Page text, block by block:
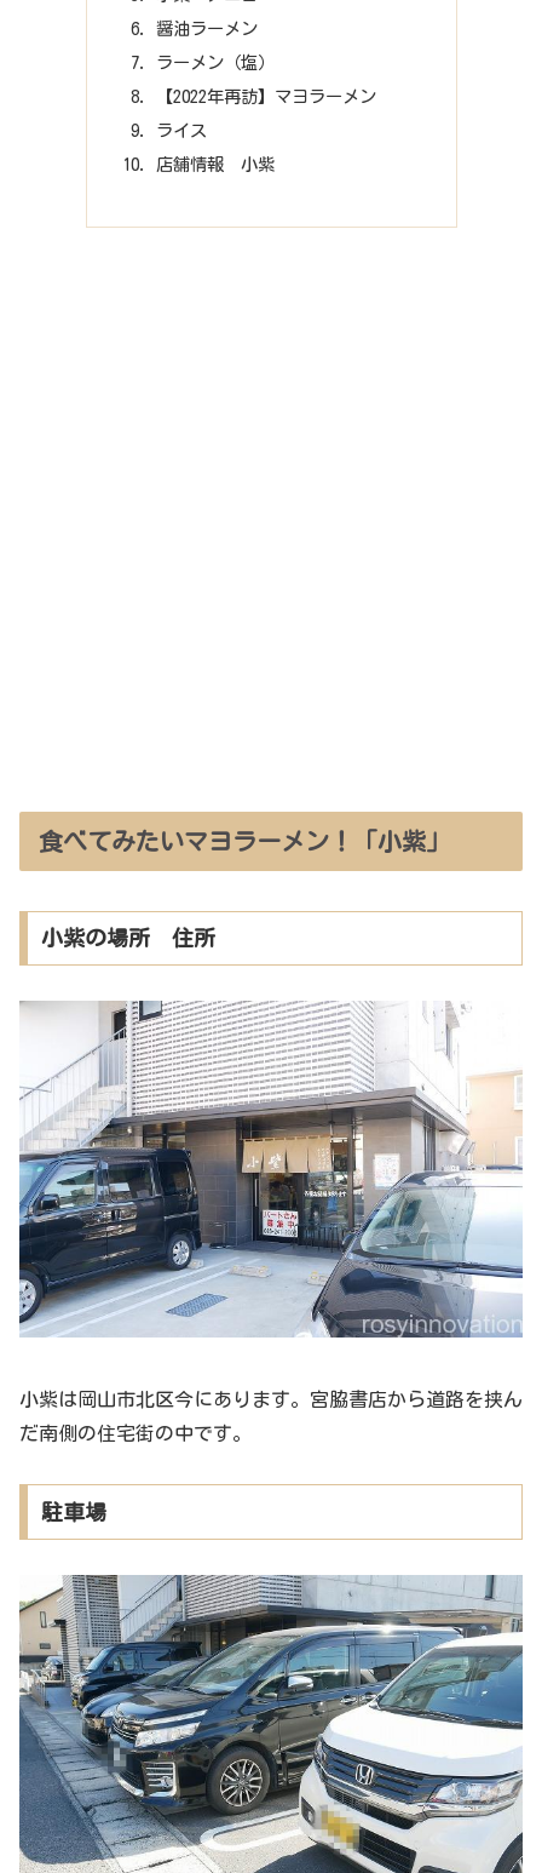
醤油ラーメン
ラーメン（塩）
【2022年再訪】マヨラーメン
ライス
店舗情報 小紫
食べてみたいマヨラーメン！「小紫」
小紫の場所 住所
小紫は岡山市北区今にあります。宮脇書店から道路を挟ん
だ南側の住宅街の中です。
駐車場